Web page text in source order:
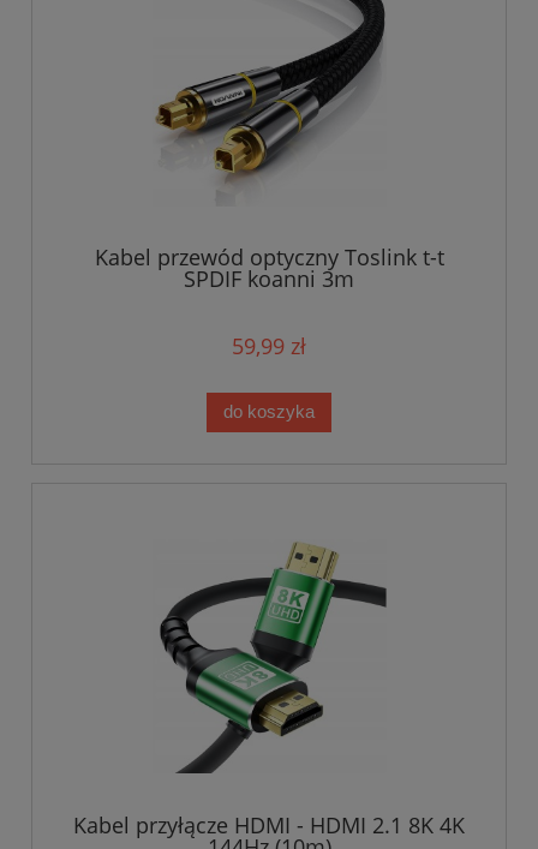
Kabel przewód optyczny Toslink t-t
SPDIF koanni 3m
59,99 zł
do koszyka
Kabel przyłącze HDMI - HDMI 2.1 8K 4K